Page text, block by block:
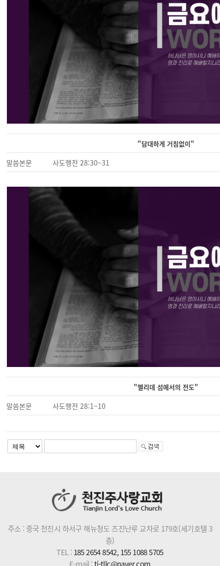
"담대하게 거침없이"
말씀본문 사도행전 28:30~31
"멜리데 섬에서의 전도"
말씀본문 사도행전 28:1~10
주소 : 중국 천진시 하서구 해뉴청도 즈진난루 교차로 179호(세기호텔 3
층)
TEL : 185 2654 8542, 155 1088 5705